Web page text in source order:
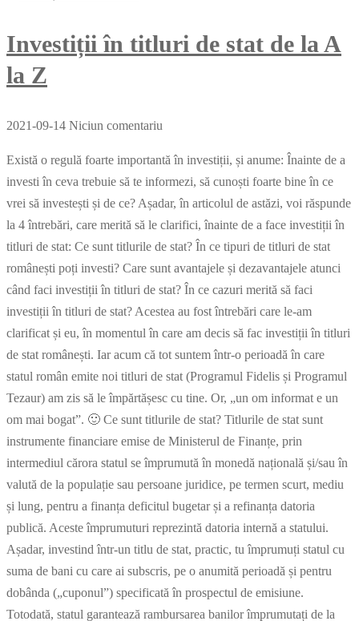
Investiții în titluri de stat de la A
la Z
2021-09-14 Niciun comentariu
Există o regulă foarte importantă în investiții, și anume: Înainte de a
investi în ceva trebuie să te informezi, să cunoști foarte bine în ce
vrei să investești și de ce? Așadar, în articolul de astăzi, voi răspunde
la 4 întrebări, care merită să le clarifici, înainte de a face investiții în
titluri de stat: Ce sunt titlurile de stat? În ce tipuri de titluri de stat
românești poți investi? Care sunt avantajele și dezavantajele atunci
când faci investiții în titluri de stat? În ce cazuri merită să faci
investiții în titluri de stat? Acestea au fost întrebări care le-am
clarificat și eu, în momentul în care am decis să fac investiții în titluri
de stat românești. Iar acum că tot suntem într-o perioadă în care
statul român emite noi titluri de stat (Programul Fidelis și Programul
Tezaur) am zis să le împărtășesc cu tine. Or, „un om informat e un
om mai bogat”. 🙂 Ce sunt titlurile de stat? Titlurile de stat sunt
instrumente financiare emise de Ministerul de Finanțe, prin
intermediul cărora statul se împrumută în monedă națională și/sau în
valută de la populație sau persoane juridice, pe termen scurt, mediu
și lung, pentru a finanța deficitul bugetar și a refinanța datoria
publică. Aceste împrumuturi reprezintă datoria internă a statului.
Așadar, investind într-un titlu de stat, practic, tu împrumuți statul cu
suma de bani cu care ai subscris, pe o anumită perioadă și pentru
dobânda („cuponul”) specificată în prospectul de emisiune.
Totodată, statul garantează rambursarea banilor împrumutați de la